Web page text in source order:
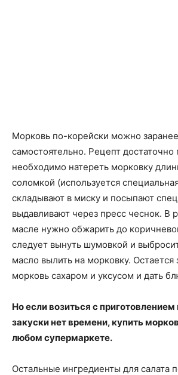
Морковь по-корейски можно
самостоятельно. Рецепт достаточно
необходимо натереть морковку
соломкой (используется
складывают в миску и посыпают
выдавливают через пресс чеснок. В
масле нужно обжарить до
следует вынуть шумовкой и
масло вылить на морковку. Остается
морковь сахаром и уксусом и дать
Но если возиться с
закуски нет времени, купить
любом супермаркете.
Остальные ингредиенты для салата